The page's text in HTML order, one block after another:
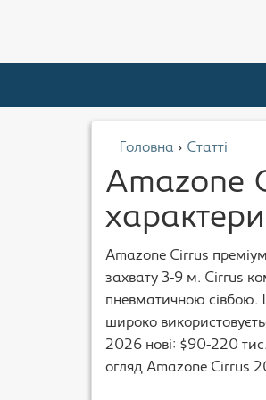
Головна › Статті
Amazone
Amazone Cirrus
захвату 3-9 м. Cirrus
пневматичною сівбою.
широко
2026 нові: $90-220
огляд Amazone Cirrus